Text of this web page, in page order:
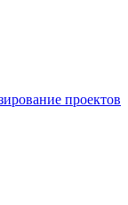
проектов